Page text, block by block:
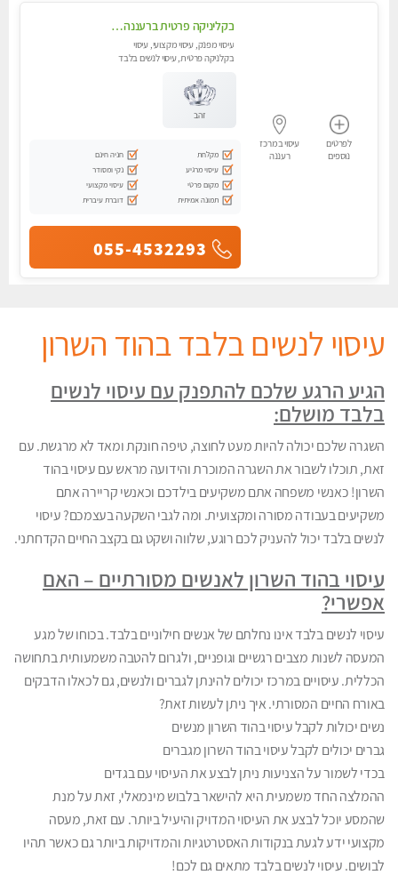
לפרטים
נוספים
עיסוי במרכז
רעננה
בקליניקה פרטית ברעננה עיסוי לחידוש אנרגיות עיסוי מומלץ מאוד !
עיסוי מפנק, עיסוי מקצועי, עיסוי
בקלניקה פרטית, עיסוי לנשים בלבד
זהב
מקלחת
חניה חינם
עיסוי מרגיע
נקי ומסודר
מקום פרטי
עיסוי מקצועי
תמונה אמיתית
דוברת עיברית
055-4532293
עיסוי לנשים בלבד בהוד השרון
הגיע הרגע שלכם להתפנק עם עיסוי לנשים
בלבד מושלם:
השגרה שלכם יכולה להיות מעט לחוצה, טיפה חונקת ומאד לא מרגשת. עם
זאת, תוכלו לשבור את השגרה המוכרת והידועה מראש עם עיסוי בהוד
השרון! כאנשי משפחה אתם משקיעים בילדכם וכאנשי קריירה אתם
משקיעים בעבודה מסורה ומקצועית. ומה לגבי השקעה בעצמכם? עיסוי
לנשים בלבד יכול להעניק לכם רוגע, שלווה ושקט גם בקצב החיים הקדחתני.
עיסוי בהוד השרון לאנשים מסורתיים – האם
אפשרי?
עיסוי לנשים בלבד אינו נחלתם של אנשים חילוניים בלבד. בכוחו של מגע
המעסה לשנות מצבים רגשיים וגופניים, ולגרום להטבה משמעותית בתחושה
הכללית. עיסויים במרכז יכולים להינתן לגברים ולנשים, גם לכאלו הדבקים
באורח החיים המסורתי. איך ניתן לעשות זאת?
נשים יכולות לקבל עיסוי בהוד השרון מנשים
גברים יכולים לקבל עיסוי בהוד השרון מגברים
בכדי לשמור על הצניעות ניתן לבצע את העיסוי עם בגדים
ההמלצה החד משמעית היא להישאר בלבוש מינמאלי, זאת על מנת
שהמסע יוכל לבצע את העיסוי המדויק והיעיל ביותר. עם זאת, מעסה
מקצועי ידע לגעת בנקודות האסטרטגיות והמדויקות ביותר גם כאשר תהיו
לבושים. עיסוי לנשים בלבד מתאים גם לכם!